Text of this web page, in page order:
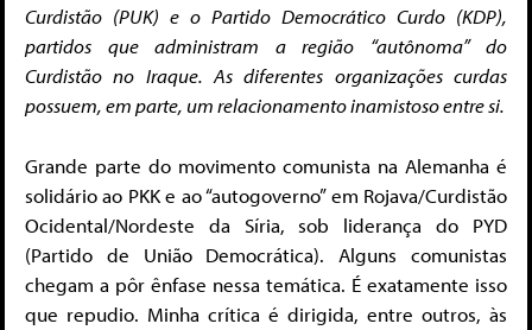
Curdistão (PUK) e o Partido Democrático Curdo (KDP),
partidos que administram a região “autônoma” do
Curdistão no Iraque. As diferentes organizações curdas
possuem, em parte, um relacionamento inamistoso entre si.
Grande parte do movimento comunista na Alemanha é
solidário ao PKK e ao “autogoverno” em Rojava/Curdistão
Ocidental/Nordeste da Síria, sob liderança do PYD
(Partido de União Democrática). Alguns comunistas
chegam a pôr ênfase nessa temática. É exatamente isso
que repudio. Minha crítica é dirigida, entre outros, às